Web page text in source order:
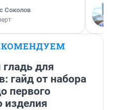
Соколов
для
гайд от набора
первого
изделия